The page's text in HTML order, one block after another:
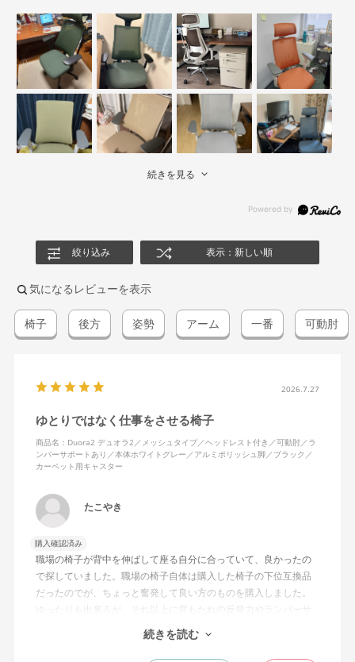
続きを見る
絞り込み 表示：新しい順
気になるレビューを表示
椅子 後方 姿勢 アーム 一番 可動肘
2026.7.27
ゆとりではなく仕事をさせる椅子
商品名：Duora2 デュオラ2／メッシュタイプ／ヘッドレスト付き／可動肘／ラ
ンバーサポートあり／本体ホワイトグレー／アルミポリッシュ脚／ブラック／
カーペット用キャスター
たこやき
購入確認済み
職場の椅子が背中を伸ばして座る自分に合っていて、良かったの
で探していました。職場の椅子自体は購入した椅子の下位互換品
だったのでが、ちょっと奮発して良い方のものを購入しました。
ゆったりも出来るが、それ以上に背もたれの反発力やランバーサ
ポートを突き出したり出来るので、モニターに向かわす方にも力
が入っていて仕事をするにはすごく良い椅子でした。
続きを読む